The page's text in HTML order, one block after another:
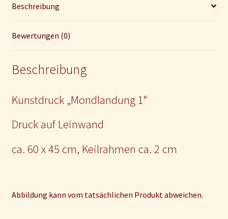
Beschreibung
Bewertungen (0)
Beschreibung
Kunstdruck „Mondlandung 1“
Druck auf Leinwand
ca. 60 x 45 cm, Keilrahmen ca. 2 cm
Abbildung kann vom tatsächlichen Produkt abweichen.